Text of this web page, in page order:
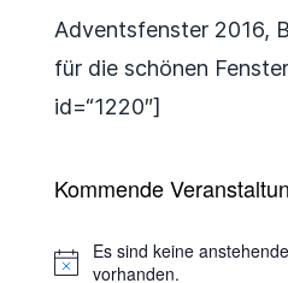
Adventsfenster 2016,
für die schönen
id=“1220″]
Kommende
Hinweis
Es sind keine
vorhanden.